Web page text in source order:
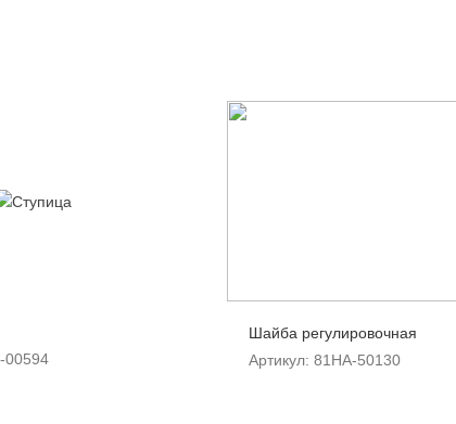
00594
Шайба регулировочная
Артикул: 81HA-50130